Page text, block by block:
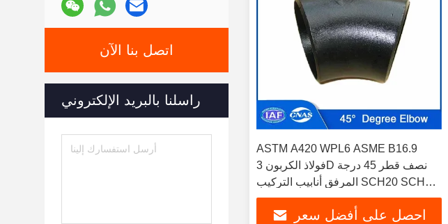
اتصل بنا الآن
راسلنا بالبريد الإلكتروني
ASTM A420 WPL6 ASME B16.9
فولاذ الكربون 3D نصف قطر 45 درجة
المرفق أنابيب التركيب SCH20 SCH30
SCH40
احصل على أفضل سعر